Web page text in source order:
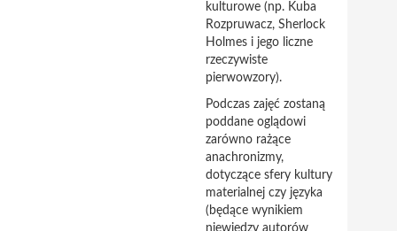
kulturowe (np. Kuba
Rozpruwacz, Sherlock
Holmes i jego liczne
rzeczywiste
pierwowzory).
Podczas zajęć zostaną
poddane oglądowi
zarówno rażące
anachronizmy,
dotyczące sfery kultury
materialnej czy języka
(będące wynikiem
niewiedzy autorów